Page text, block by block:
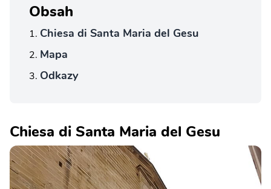
Obsah
Chiesa di Santa Maria del Gesu
Mapa
Odkazy
Chiesa di Santa Maria del Gesu